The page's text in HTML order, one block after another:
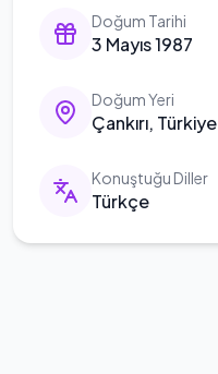
Doğum Tarihi
3 Mayıs 1987
Doğum Yeri
Çankırı, Türkiye
Konuştuğu Diller
Türkçe